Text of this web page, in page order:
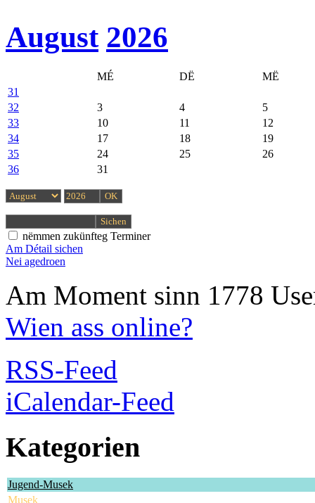
August 2026
MÉ DË
MË
31
32
3 4
5
33
10 11
12
34
17 18
19
35
24 25
26
36
31
nëmmen zukünfteg Terminer
Am Détail sichen
Nei agedroen
Am Moment sinn 1778
Wien ass online?
RSS-Feed
iCalendar-Feed
Kategorien
Jugend-Musek
Musek